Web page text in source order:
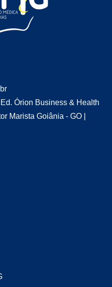
Órion Business & Health
Marista Goiânia - GO |